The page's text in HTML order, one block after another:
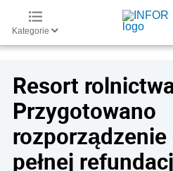
Kategorie
Resort
Przygotowano
pełnej